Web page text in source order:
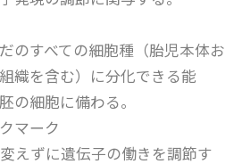
のすべての細胞種（胎児本体お
織を含む）に分化できる能
の細胞に備わる。
マーク
えずに遺伝子の働きを調節す